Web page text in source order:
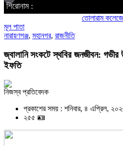
শিরোনাম :
তোলারাম কলেজে
মূল পাতা
নারায়ণগঞ্জ, মহানগর, রাজনীতি
জ্বালানি সংকটে স্থবির জনজীবন:
ইফতি
নিজস্ব প্রতিবেদক
প্রকাশের সময় : শনিবার, ৪ এপ্রিল,
২৫৫ 🪪